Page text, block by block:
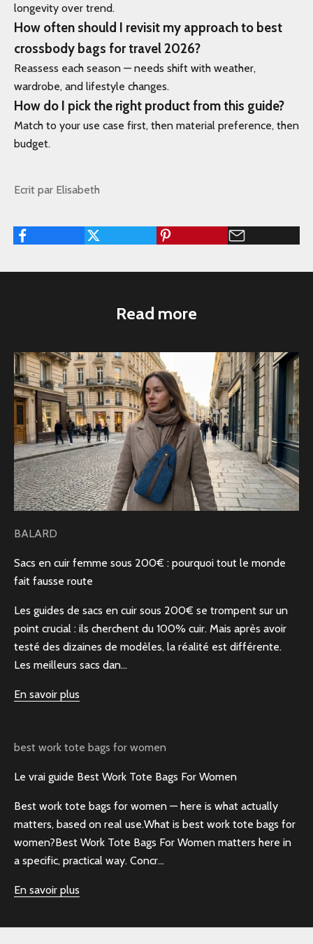
longevity over trend.
How often should I revisit my approach to best
crossbody bags for travel 2026?
Reassess each season — needs shift with weather,
wardrobe, and lifestyle changes.
How do I pick the right product from this guide?
Match to your use case first, then material preference, then
budget.
Ecrit par Elisabeth
Read more
BALARD
Sacs en cuir femme sous 200€ : pourquoi tout le monde
fait fausse route
Les guides de sacs en cuir sous 200€ se trompent sur un
point crucial : ils cherchent du 100% cuir. Mais après avoir
testé des dizaines de modèles, la réalité est différente.
Les meilleurs sacs dan...
En savoir plus
best work tote bags for women
Le vrai guide Best Work Tote Bags For Women
Best work tote bags for women — here is what actually
matters, based on real use.What is best work tote bags for
women?Best Work Tote Bags For Women matters here in
a specific, practical way. Concr...
En savoir plus